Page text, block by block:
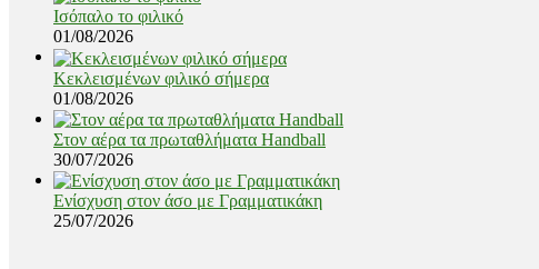
Ισόπαλο το φιλικό
01/08/2026
Κεκλεισμένων φιλικό σήμερα
01/08/2026
Στον αέρα τα πρωταθλήματα Handball
30/07/2026
Ενίσχυση στον άσο με Γραμματικάκη
25/07/2026